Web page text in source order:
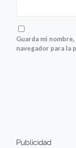
Guarda mi
navegador para la
Publicidad